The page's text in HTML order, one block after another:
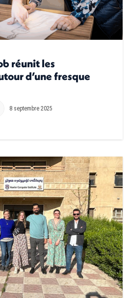
réunit les
d’une fresque
8 septembre 2025